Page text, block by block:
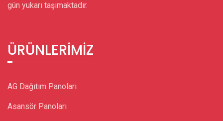
gün yukarı taşımaktadır.
ÜRÜNLERIMIZ
AG Dağıtım Panoları
Asansör Panoları